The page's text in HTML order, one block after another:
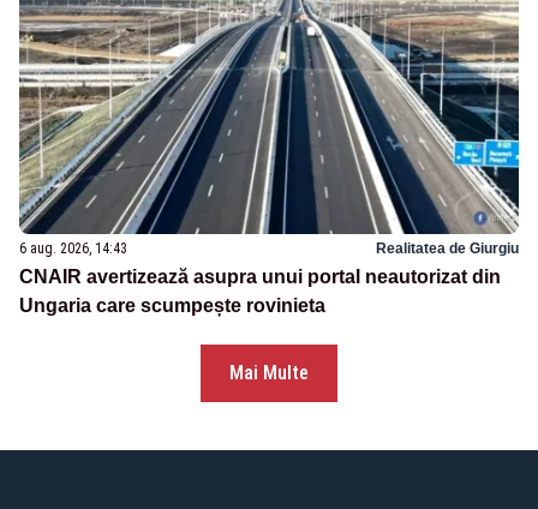
6 aug. 2026, 14:43 Realitatea de Giurgiu
CNAIR avertizează asupra unui portal neautorizat din
Ungaria care scumpește rovinieta
Mai Multe